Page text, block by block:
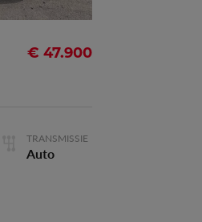
€ 47.900
TRANSMISSIE
Auto